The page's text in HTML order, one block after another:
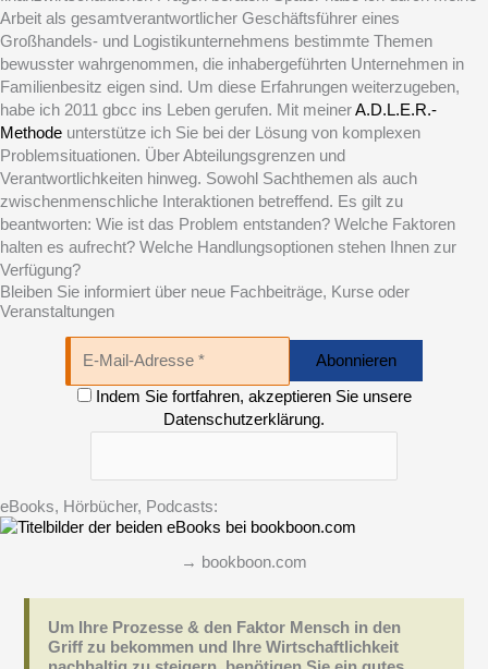
Arbeit als gesamtverantwortlicher Geschäftsführer eines
Großhandels- und Logistikunternehmens bestimmte Themen
bewusster wahrgenommen, die inhabergeführten Unternehmen in
Familienbesitz eigen sind. Um diese Erfahrungen weiterzugeben,
habe ich 2011 gbcc ins Leben gerufen. Mit meinerA.D.L.E.R.-
Methode unterstütze ich Sie bei der Lösung von komplexen
Problemsituationen. Über Abteilungsgrenzen und
Verantwortlichkeiten hinweg. Sowohl Sachthemen als auch
zwischenmenschliche Interaktionen betreffend. Es gilt zu
beantworten: Wie ist das Problem entstanden? Welche Faktoren
halten es aufrecht? Welche Handlungsoptionen stehen Ihnen zur
Verfügung?
Bleiben Sie informiert über neue Fachbeiträge, Kurse oder
Veranstaltungen
Indem Sie fortfahren, akzeptieren Sie unsere
Datenschutzerklärung.
eBooks, Hörbücher, Podcasts:
→ bookboon.com
Um Ihre Prozesse & den Faktor Mensch in den
Griff zu bekommen und Ihre Wirtschaftlichkeit